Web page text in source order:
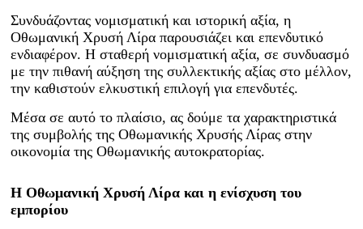
Συνδυάζοντας νομισματική και ιστορική αξία, η
Οθωμανική Χρυσή Λίρα παρουσιάζει και επενδυτικό
ενδιαφέρον. Η σταθερή νομισματική αξία, σε συνδυασμό
με την πιθανή αύξηση της συλλεκτικής αξίας στο μέλλον,
την καθιστούν ελκυστική επιλογή για επενδυτές.
Μέσα σε αυτό το πλαίσιο, ας δούμε τα χαρακτηριστικά
της συμβολής της Οθωμανικής Χρυσής Λίρας στην
οικονομία της Οθωμανικής αυτοκρατορίας.
Η Οθωμανική Χρυσή Λίρα και η ενίσχυση του
εμπορίου